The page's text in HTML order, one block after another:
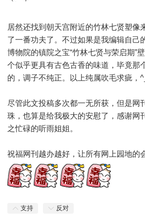
居然还找到朝天宫附近的竹林七贤塑像
了一番功夫了。不过如果是我编辑自己
博物院的镇院之宝“竹林七贤与荣启期”
个似乎更具有古色古香的味道，毕竟那
的，调子不纯正。以上纯属吹毛求疵，
尽管此文投稿多次都一无所获，但是网
珠，也算是给我极大的安慰了，感谢网
之忙碌的听雨姐姐。
祝福网刊越办越好，让所有网上园地的
支持 反对